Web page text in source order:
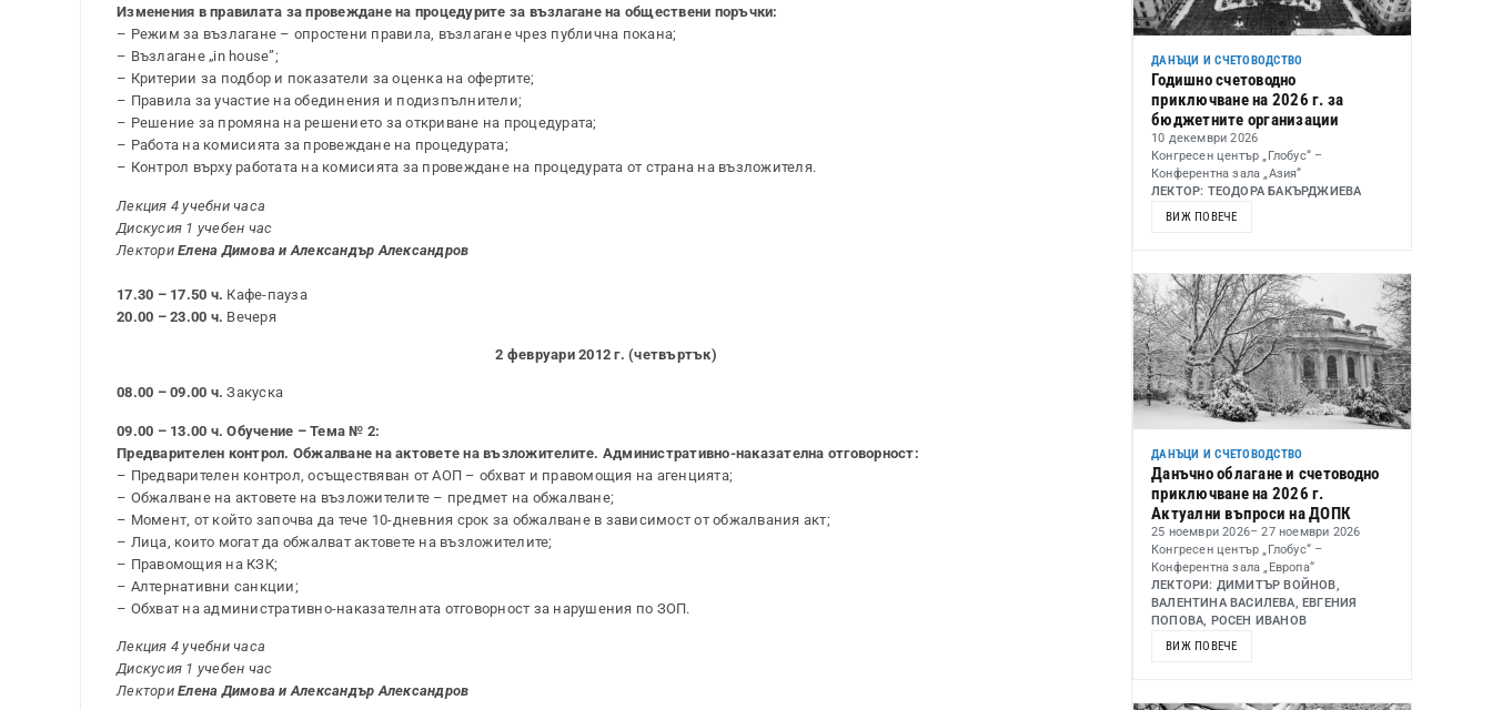
Изменения в правилата за провеждане на процедурите за възлагане на обществени поръчки:
– Режим за възлагане – опростени правила, възлагане чрез публична покана;
– Възлагане „in house”;
– Критерии за подбор и показатели за оценка на офертите;
– Правила за участие на обединения и подизпълнители;
– Решение за промяна на решението за откриване на процедурата;
– Работа на комисията за провеждане на процедурата;
– Контрол върху работата на комисията за провеждане на процедурата от страна на възложителя.
Лекция 4 учебни часа
Дискусия 1 учебен час
Лектори Елена Димова и Александър Александров
17.30 – 17.50 ч. Кафе-пауза
20.00 – 23.00 ч. Вечеря
2 февруари 2012 г. (четвъртък)
08.00 – 09.00 ч. Закуска
09.00 – 13.00 ч. Обучение – Тема № 2:
Предварителен контрол. Обжалване на актовете на възложителите. Административно-наказателна отговорност:
– Предварителен контрол, осъществяван от АОП – обхват и правомощия на агенцията;
– Обжалване на актовете на възложителите – предмет на обжалване;
– Момент, от който започва да тече 10-дневния срок за обжалване в зависимост от обжалвания акт;
– Лица, които могат да обжалват актовете на възложителите;
– Правомощия на КЗК;
– Алтернативни санкции;
– Обхват на административно-наказателната отговорност за нарушения по ЗОП.
Лекция 4 учебни часа
Дискусия 1 учебен час
Лектори Елена Димова и Александър Александров
ДАНЪЦИ И СЧЕТОВОДСТВО
Годишно счетоводно
приключване на 2026 г. за
бюджетните организации
10 декември 2026
Конгресен център „Глобус“ –
Конферентна зала „Азия“
ЛЕКТОР: ТЕОДОРА БАКЪРДЖИЕВА
ВИЖ ПОВЕЧЕ
ДАНЪЦИ И СЧЕТОВОДСТВО
Данъчно облагане и счетоводно
приключване на 2026 г.
Актуални въпроси на ДОПК
25 ноември 2026– 27 ноември 2026
Конгресен център „Глобус“ –
Конферентна зала „Европа“
ЛЕКТОРИ: ДИМИТЪР ВОЙНОВ,
ВАЛЕНТИНА ВАСИЛЕВА, ЕВГЕНИЯ
ПОПОВА, РОСЕН ИВАНОВ
ВИЖ ПОВЕЧЕ